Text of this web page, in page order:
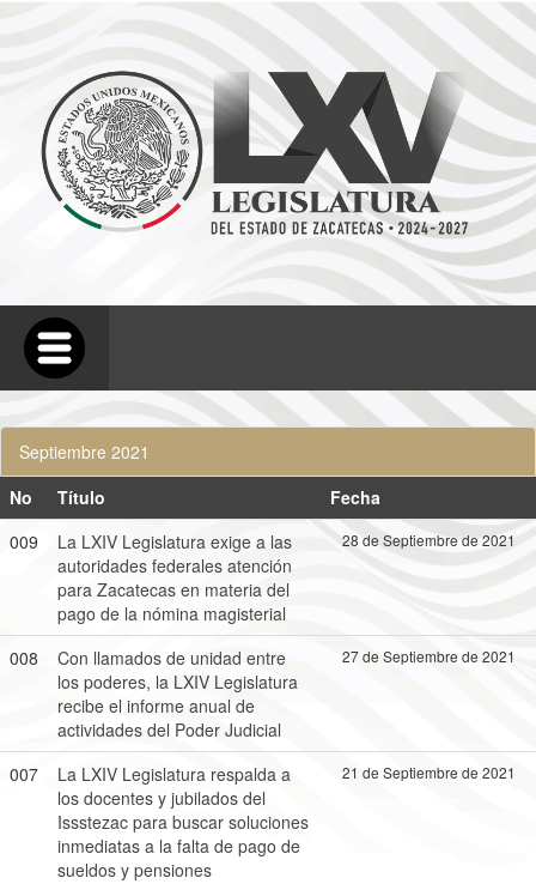
Septiembre 2021
No
Título
Fecha
009
La LXIV Legislatura exige a las
autoridades federales atención
para Zacatecas en materia del
pago de la nómina magisterial
28 de Septiembre de 2021
008
Con llamados de unidad entre
los poderes, la LXIV Legislatura
recibe el informe anual de
actividades del Poder Judicial
27 de Septiembre de 2021
007
La LXIV Legislatura respalda a
los docentes y jubilados del
Issstezac para buscar soluciones
inmediatas a la falta de pago de
sueldos y pensiones
21 de Septiembre de 2021